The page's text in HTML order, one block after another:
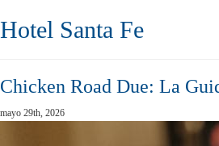
Hotel Santa Fe
Chicken Road Due: La
mayo 29th, 2026